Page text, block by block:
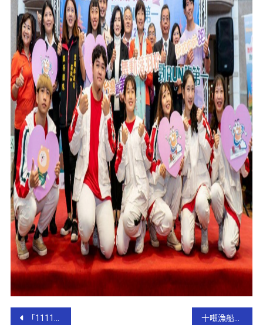
「1111」光棍節不孤單 東門夜市邀您一起「尋找依依」